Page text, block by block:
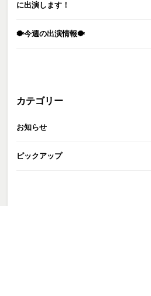
に出演します！
🐡今週の出演情報🐡
カテゴリー
お知らせ
ピックアップ